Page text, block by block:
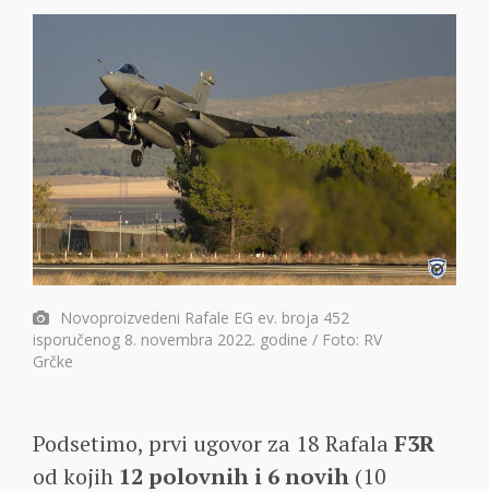
Novoproizvedeni Rafale EG ev. broja 452
isporučenog 8. novembra 2022. godine / Foto: RV
Grčke
Podsetimo, prvi ugovor za 18 Rafala F3R
od kojih 12 polovnih i 6 novih (10